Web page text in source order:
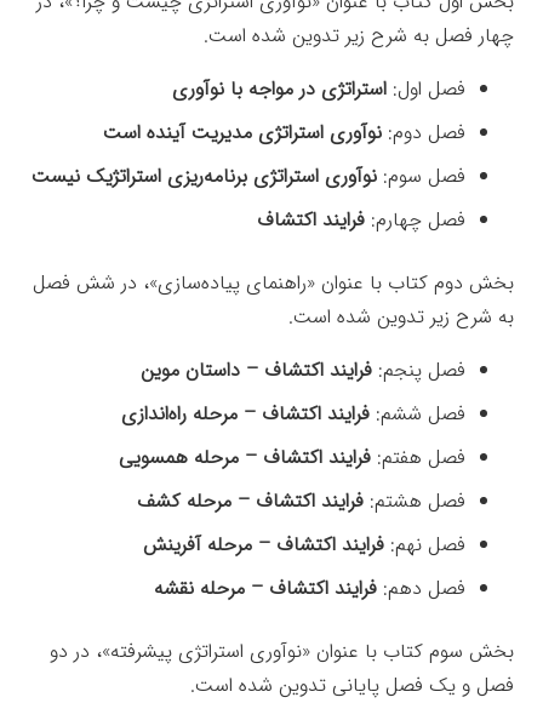
چهار فصل به شرح زیر تدوین شده است.
فصل اول: استراتژى در مواجه با نوآورى
فصل دوم: نوآورى استراتژى مدیریت آینده است
فصل سوم: نوآورى استراتژى برنامه‌ریزى استراتژیک نیست
فصل چهارم: فرایند اکتشاف
بخش دوم کتاب با عنوان «راهنماى پیاده‌سازى»، در شش فصل
به شرح زیر تدوین شده است.
فصل پنجم: فرایند اکتشاف – داستان موین
فصل ششم: فرایند اکتشاف – مرحله راه‌اندازى
فصل هفتم: فرایند اکتشاف – مرحله همسویى
فصل هشتم: فرایند اکتشاف – مرحله کشف
فصل نهم: فرایند اکتشاف – مرحله آفرینش
فصل دهم: فرایند اکتشاف – مرحله نقشه
بخش سوم کتاب با عنوان «نوآورى استراتژى پیشرفته»، در دو
فصل و یک فصل پایانی تدوین شده است.